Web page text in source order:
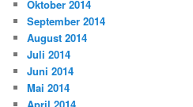
Oktober 2014
September 2014
August 2014
Juli 2014
Juni 2014
Mai 2014